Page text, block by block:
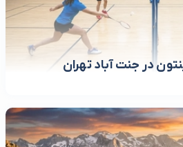
در جنت آباد تهران